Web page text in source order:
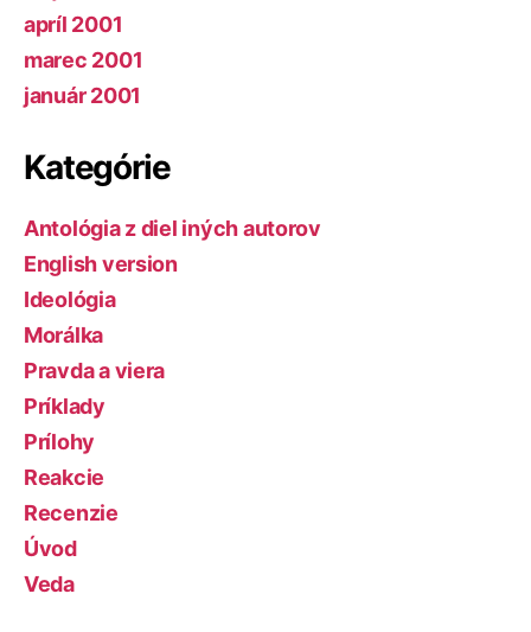
apríl 2001
marec 2001
január 2001
Kategórie
Antológia z diel iných autorov
English version
Ideológia
Morálka
Pravda a viera
Príklady
Prílohy
Reakcie
Recenzie
Úvod
Veda